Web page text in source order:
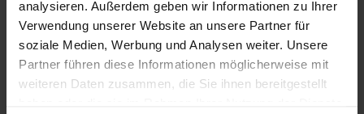
analysieren. Außerdem geben wir Informationen zu Ihrer
Verwendung unserer Website an unsere Partner für
soziale Medien, Werbung und Analysen weiter. Unsere
Partner führen diese Informationen möglicherweise mit
weiteren Daten zusammen, die Sie ihnen bereitgestellt
Transatlantik ab Lissabon, Portugal auf der
Insignia
Ab Lissabon An Miami, Florida, USA
Insignia